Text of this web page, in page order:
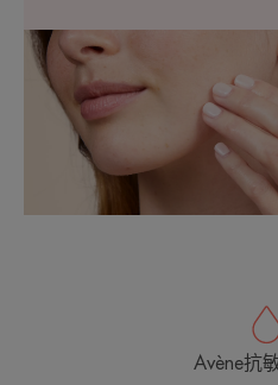
Avène抗